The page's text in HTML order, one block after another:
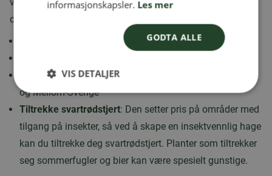
og den rustrøde halen.
: Insekter og små frø
Beste sjansen til å se: Storby- og industriområder i Sør-
og Mellom-Sverige
Tiltrekke svartrødstjert: Den setter pris på områder med
tilgang på insekter, så ved å skape en insektvennlig hage
kan du tiltrekke deg svartrødstjert. Planter som tiltrekker
seg sommerfugler og bier kan være spesielt gunstige.
informasjonskapsler. Les mer
GODTA ALLE
VIS DETALJER